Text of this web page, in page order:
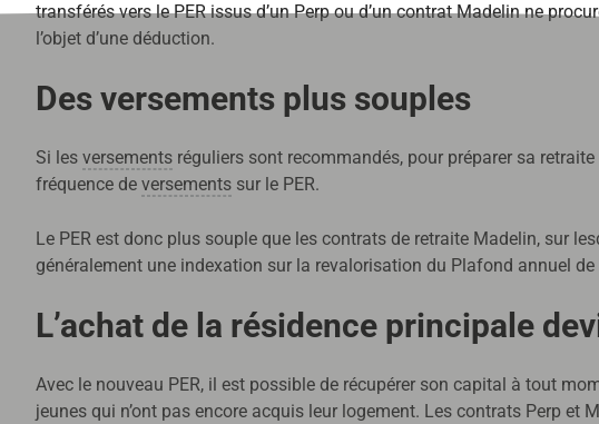
transférés vers le PER issus d’un Perp ou d’un contrat Madelin ne
l’objet d’une déduction.
Des versements plus souples
Si les versements réguliers sont recommandés, pour préparer sa
fréquence de versements sur le PER.
Le PER est donc plus souple que les contrats de retraite Madelin, sur
généralement une indexation sur la revalorisation du Plafond annuel de
L’achat de la résidence principale
Avec le nouveau PER, il est possible de récupérer son capital à tout
jeunes qui n’ont pas encore acquis leur logement. Les contrats Perp et